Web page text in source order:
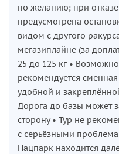
по желанию; при
предусмотрена
видом с другого
мегазиплайне (за
25 до 125 кг •
рекомендуется
удобной и
Дорога до базы может
сторону • Тур не
с серьёзными
Нацпарк находится